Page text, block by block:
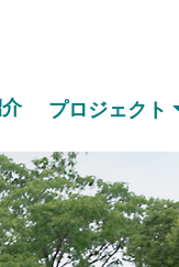
プロジェクト